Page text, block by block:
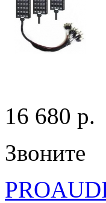
16 680 p.
Звоните